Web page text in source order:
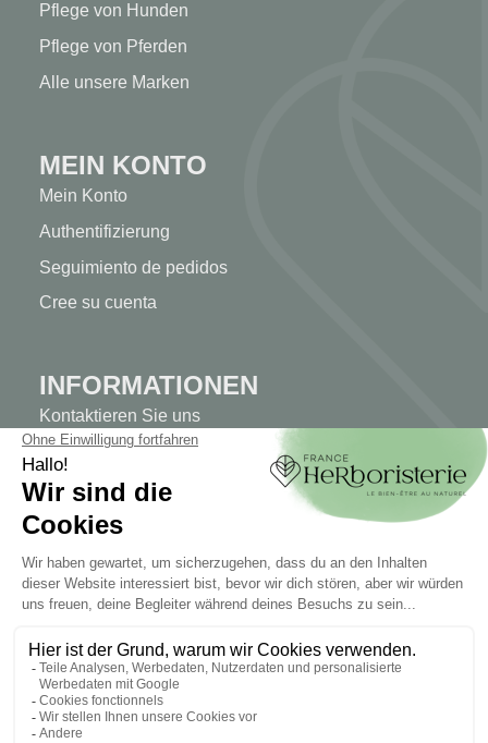
Pflege von Hunden
Pflege von Pferden
Alle unsere Marken
MEIN KONTO
Mein Konto
Authentifizierung
Seguimiento de pedidos
Cree su cuenta
INFORMATIONEN
Kontaktieren Sie uns
Sitemap
Unser Kräuterladen
Lieferung
Sicheres Bezahlen
RECHTLICHE HINWEISE
Rechtliche Hinweise
Allgemeine Geschäftsbedingungen